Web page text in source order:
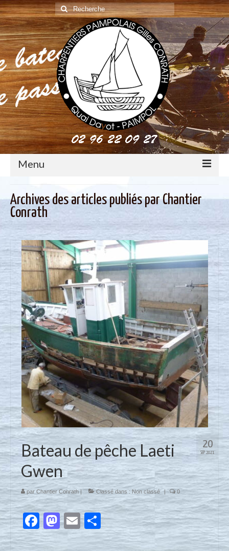
Rechercher
:
Menu
construction : le métier de charpentier de marine
Restauration de bateaux bois
Nous contacter
Actualités
Archives des articles publiés par Chantier
Conrath
20
SEP 2021
Bateau de pêche Laeti
Gwen
par Chantier Conrath| Classé dans : Non classé | 0
Facebook
Mastodon
EmailPartager